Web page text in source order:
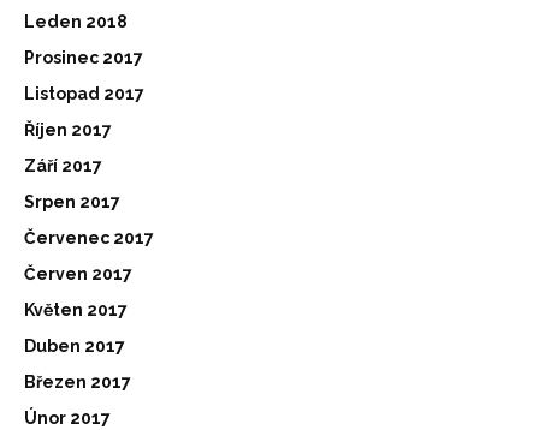
Leden 2018
Prosinec 2017
Listopad 2017
Říjen 2017
Září 2017
Srpen 2017
Červenec 2017
Červen 2017
Květen 2017
Duben 2017
Březen 2017
Únor 2017